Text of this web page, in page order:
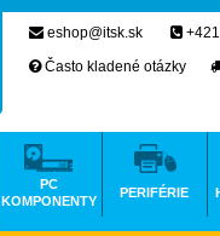
eshop@itsk.sk
Často kladené otázky
PC
KOMPONENTY
PERIFÉRIE